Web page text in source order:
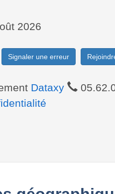
2026
Signaler une erreur
Dataxy